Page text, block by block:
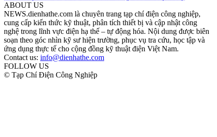
ABOUT US
NEWS.dienhathe.com là chuyên trang tạp chí điện công nghiệp,
cung cấp kiến thức kỹ thuật, phân tích thiết bị và cập nhật công
nghệ trong lĩnh vực điện hạ thế – tự động hóa. Nội dung được biên
soạn theo góc nhìn kỹ sư hiện trường, phục vụ tra cứu, học tập và
ứng dụng thực tế cho cộng đồng kỹ thuật điện Việt Nam.
Contact us: info@dienhathe.com
FOLLOW US
© Tạp Chí Điện Công Nghiệp